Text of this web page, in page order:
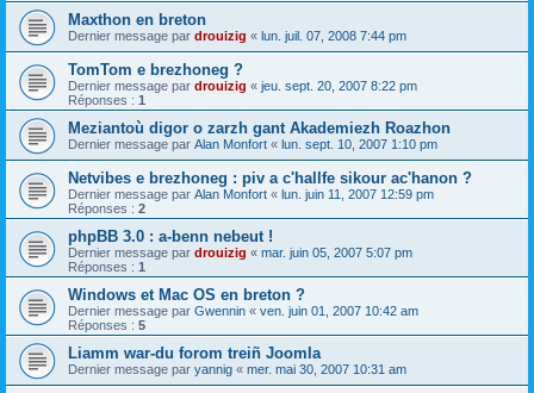
Maxthon en breton
Dernier message par drouizig « lun. juil. 07, 2008 7:44 pm
TomTom e brezhoneg ?
Dernier message par drouizig « jeu. sept. 20, 2007 8:22 pm
Réponses : 1
Meziantoù digor o zarzh gant Akademiezh Roazhon
Dernier message par Alan Monfort « lun. sept. 10, 2007 1:10 pm
Netvibes e brezhoneg : piv a c'hallfe sikour ac'hanon ?
Dernier message par Alan Monfort « lun. juin 11, 2007 12:59 pm
Réponses : 2
phpBB 3.0 : a-benn nebeut !
Dernier message par drouizig « mar. juin 05, 2007 5:07 pm
Réponses : 1
Windows et Mac OS en breton ?
Dernier message par Gwennin « ven. juin 01, 2007 10:42 am
Réponses : 5
Liamm war-du forom treiñ Joomla
Dernier message par yannig « mer. mai 30, 2007 10:31 am